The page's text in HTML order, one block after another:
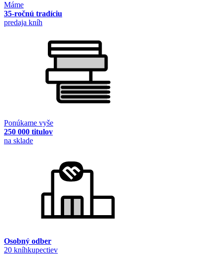
Máme
35-ročnú tradíciu
predaja kníh
Ponúkame vyše
250 000 titulov
na sklade
Osobný odber
20 kníhkupectiev